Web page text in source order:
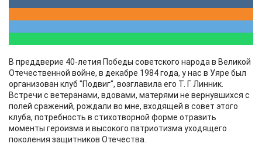
В преддверие 40-летия Победы советского народа в Великой
Отечественной войне, в декабре 1984 года, у нас в Уяре был
организован клуб "Подвиг", возглавила его Т. Г Линник.
Встречи с ветеранами, вдовами, матерями не вернувшихся с
полей сражений, рождали во мне, входящей в совет этого
клуба, потребность в стихотворной форме отразить
моменты героизма и высокого патриотизма уходящего
поколения защитников Отечества.